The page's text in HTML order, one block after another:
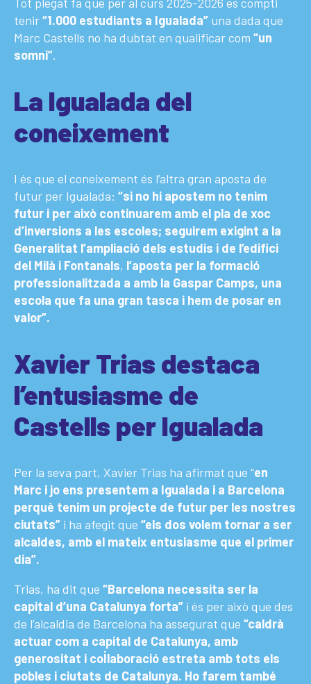
tenir“1.000 estudiants a Igualada” una dada que
Marc Castells no ha dubtat en qualificar com “un
somni”.
La Igualada del
coneixement
I és que el coneixement és l’altra gran aposta de
futur per Igualada: “si no hi apostem no tenim
futur i per això continuarem amb el pla de xoc
d’inversions a les escoles; seguirem exigint a la
Generalitat l’ampliació dels estudis i de l’edifici
del Milà i Fontanals, l’aposta per la formació
professionalitzada a amb la Gaspar Camps, una
escola que fa una gran tasca i hem de posar en
valor”.
Xavier Trias destaca
l’entusiasme de
Castells per Igualada
Per la seva part, Xavier Trias ha afirmat que “en
Marc i jo ens presentem a Igualada i a Barcelona
perquè tenim un projecte de futur per les nostres
ciutats” i ha afegit que “els dos volem tornar a ser
alcaldes, amb el mateix entusiasme que el primer
dia”.
Trias, ha dit que “Barcelona necessita ser la
capital d’una Catalunya forta” i és per això que des
de l’alcaldia de Barcelona ha assegurat que “caldrà
actuar com a capital de Catalunya, amb
generositat i col·laboració estreta amb tots els
pobles i ciutats de Catalunya. Ho farem també